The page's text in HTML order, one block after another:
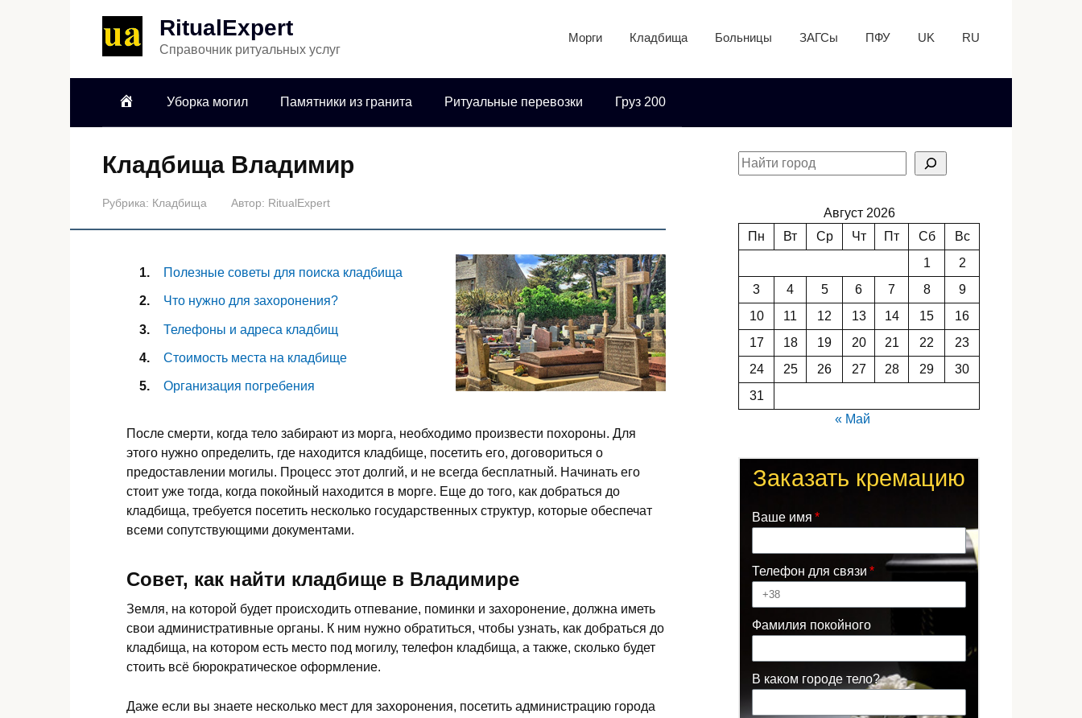
RitualExpert
Справочник ритуальных услуг
Морги Кладбища Больницы ЗАГСы ПФУ UK RU
Уборка могил Памятники из гранита Ритуальные перевозки Груз 200
Кладбища Владимир
Рубрика: Кладбища Автор: RitualExpert
Полезные советы для поиска кладбища
Что нужно для захоронения?
Телефоны и адреса кладбищ
Стоимость места на кладбище
Организация погребения
После смерти, когда тело забирают из морга, необходимо произвести похороны. Для
этого нужно определить, где находится кладбище, посетить его, договориться о
предоставлении могилы. Процесс этот долгий, и не всегда бесплатный. Начинать его
стоит уже тогда, когда покойный находится в морге. Еще до того, как добраться до
кладбища, требуется посетить несколько государственных структур, которые обеспечат
всеми сопутствующими документами.
Совет, как найти кладбище в Владимире
Земля, на которой будет происходить отпевание, поминки и захоронение, должна иметь
свои административные органы. К ним нужно обратиться, чтобы узнать, как добраться до
кладбища, на котором есть место под могилу, телефон кладбища, а также, сколько будет
стоить всё бюрократическое оформление.
Даже если вы знаете несколько мест для захоронения, посетить администрацию города
Август 2026
Пн
Вт Ср Чт Пт Сб
Вс
1
2
3
4 5 6 7 8
9
10
11 12 13 14 15
16
17
18 19 20 21 22
23
24
25 26 27 28 29
30
31
« Май
Заказать кремацию
Ваше имя
Телефон для связи
Фамилия покойного
В каком городе тело?